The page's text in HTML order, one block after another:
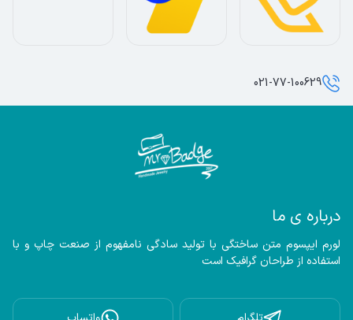
درباره ی ما
استفاده از طراحان گرافیک است
021-77-100629